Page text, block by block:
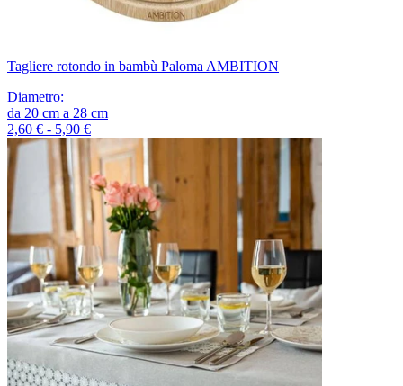
Tagliere rotondo in bambù Paloma AMBITION
Diametro:
da 20 cm a 28 cm
2,60 € - 5,90 €